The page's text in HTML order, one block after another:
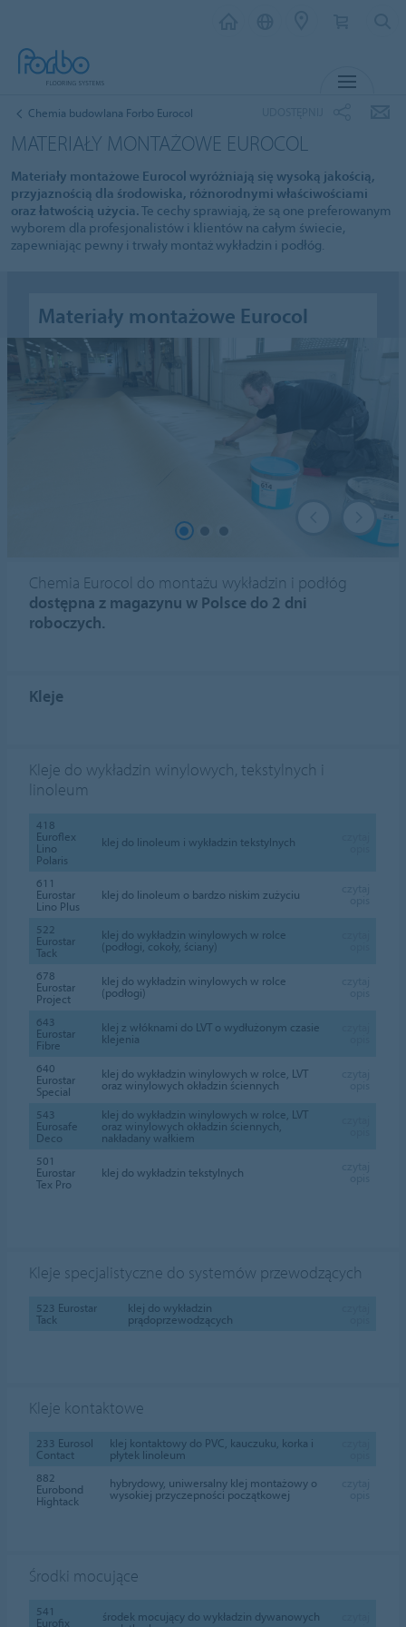
Chemia budowlana Forbo Eurocol
MATERIAŁY MONTAŻOWE EUROCOL
Materiały montażowe Eurocol wyróżniają się wysoką jakością,
przyjaznością dla środowiska, różnorodnymi właściwościami
oraz łatwością użycia.Te cechy sprawiają, że są one preferowanym
wyborem dla profesjonalistów i klientów na całym świecie,
zapewniając pewny i trwały montaż wykładzin i podłóg.
Materiały montażowe Eurocol
Chemia Eurocol do montażu wykładzin i podłóg
dostępna z magazynu w Polsce do 2 dni
roboczych.
Kleje
Kleje do wykładzin winylowych, tekstylnych i
linoleum
418
Euroflex
Lino
Polaris
klej do linoleum i wykładzin tekstylnych
611
Eurostar
Lino Plus
klej do linoleum o bardzo niskim zużyciu
522
Eurostar
Tack
klej do wykładzin winylowych w rolce
(podłogi, cokoły, ściany)
678
Eurostar
Project
klej do wykładzin winylowych w rolce
(podłogi)
643
Eurostar
Fibre
klej z włóknami do LVT o wydłużonym czasie
klejenia
640
Eurostar
Special
klej do wykładzin winylowych w rolce, LVT
oraz winylowych okładzin ściennych
543
Eurosafe
Deco
klej do wykładzin winylowych w rolce, LVT
oraz winylowych okładzin ściennych,
nakładany wałkiem
501
Eurostar
Tex Pro
klej do wykładzin tekstylnych
Kleje specjalistyczne do systemów przewodzących
523 Eurostar
Tack
klej do wykładzin
prądoprzewodzących
Kleje kontaktowe
233 Eurosol
Contact
klej kontaktowy do PVC, kauczuku, korka i
płytek linoleum
882
Eurobond
Hightack
hybrydowy, uniwersalny klej montażowy o
wysokiej przyczepności początkowej
Środki mocujące
541
Eurofix
środek mocujący do wykładzin dywanowych